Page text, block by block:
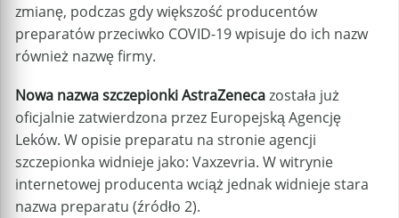
zmianę, podczas gdy większość producentów
preparatów przeciwko COVID-19 wpisuje do ich nazw
również nazwę firmy.
Nowa nazwa szczepionki AstraZenecazostała już
oficjalnie zatwierdzona przez Europejską Agencję
Leków. W opisie preparatu na stronie agencji
szczepionka widnieje jako: Vaxzevria. W witrynie
internetowej producenta wciąż jednak widnieje stara
nazwa preparatu (źródło 2).